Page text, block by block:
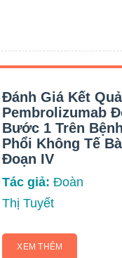
Đánh Giá Kết
Pembrolizumab
Bước 1 Trên
Phổi Không Tế
Đoạn IV
Tác giả: Đoàn
Thị Tuyết
XEM THÊM